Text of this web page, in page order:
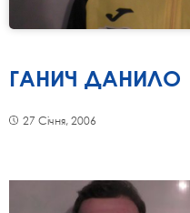
ГАНИЧ ДАНИЛО
27 Січня, 2006